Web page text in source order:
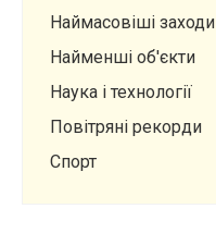
Наймасовіші заходи
Найменші об'єкти
Наука і технології
Повітряні рекорди
Спорт